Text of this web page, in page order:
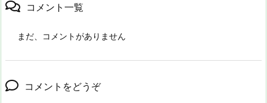
コメント一覧
まだ、コメントがありません
コメントをどうぞ